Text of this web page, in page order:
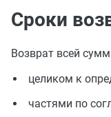
Сроки
Возврат всей
целиком к
частями по